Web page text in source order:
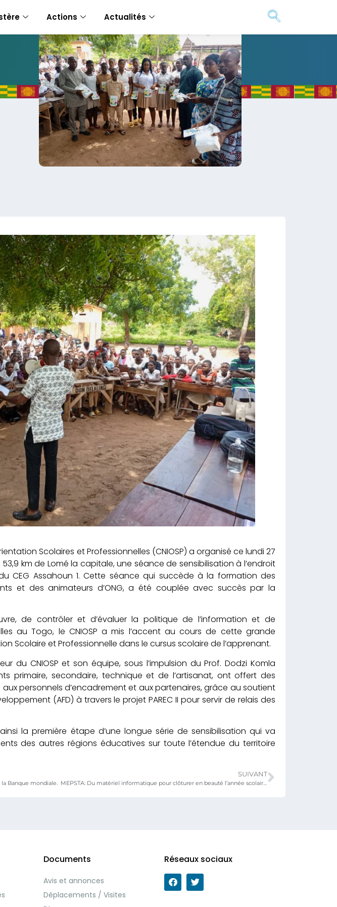
Actions Actualités
Scolaires et Professionnelles (CNIOSP) a organisé ce lundi 27
km de Lomé la capitale, une séance de sensibilisation à l’endroit
CEG Assahoun 1. Cette séance qui succède à la formation des
et des animateurs d’ONG, a été couplée avec succès par la
de contrôler et d’évaluer la politique de l’information et de
au Togo, le CNIOSP a mis l’accent au cours de cette grande
Scolaire et Professionnelle dans le cursus scolaire de l’apprenant.
du CNIOSP et son équipe, sous l’impulsion du Prof. Dodzi Komla
primaire, secondaire, technique et de l’artisanat, ont offert des
personnels d’encadrement et aux partenaires, grâce au soutient
(AFD) à travers le projet PAREC II pour servir de relais des
la première étape d’une longue série de sensibilisation qui va
des autres régions éducatives sur toute l’étendue du territoire
Banque mondiale.
SUIVANT
Documents
Avis et annonces
Déplacements / Visites
Réseaux sociaux